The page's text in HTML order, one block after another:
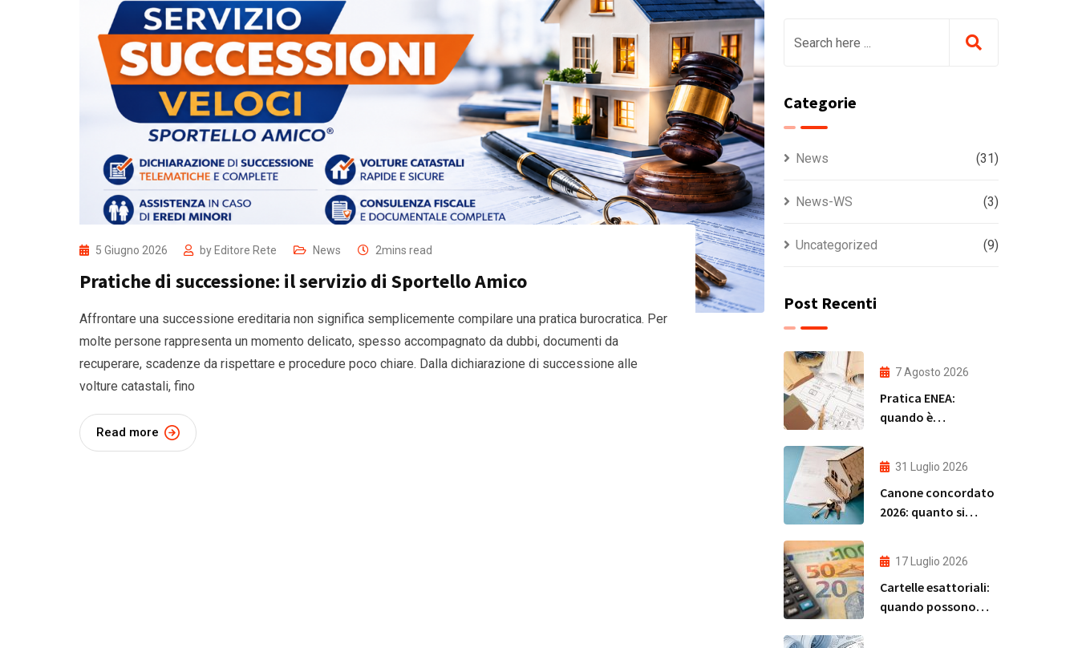
5 Giugno 2026 by Editore Rete News 2mins read
Pratiche di successione: il servizio di Sportello Amico
Affrontare una successione ereditaria non significa semplicemente compilare una pratica burocratica. Per
molte persone rappresenta un momento delicato, spesso accompagnato da dubbi, documenti da
recuperare, scadenze da rispettare e procedure poco chiare. Dalla dichiarazione di successione alle
volture catastali, fino
Read more
Categorie
News (31)
News-WS (3)
Uncategorized (9)
Post Recenti
7 Agosto 2026
Pratica ENEA:
quando è
presenta
31 Luglio 2026
Canone concordato
2026: quanto si
17 Luglio 2026
Cartelle esattoriali:
quando possono